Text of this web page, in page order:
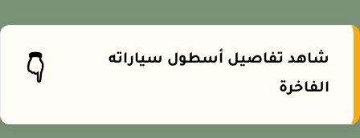
شاهد تفاصيل أسطول سياراته
الفاخرة
👇